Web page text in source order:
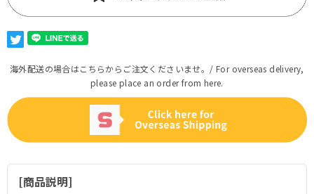
海外配送の場合はこちらからご注文くださいませ。/ For overseas delivery,
please place an order from here.
商品説明